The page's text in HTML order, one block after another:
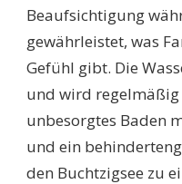
Beaufsichtigung
gewährleistet, was
Gefühl gibt. Die
und wird
unbesorgtes Baden
und ein
den Buchtzigsee zu